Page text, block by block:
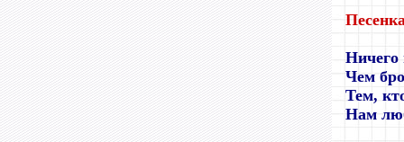
Ничего
Чем
Тем,
Нам